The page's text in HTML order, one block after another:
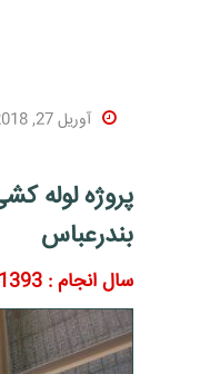
آوریل 27, 2018
پروژه لوله
بندرعباس
سال انجام : 1393 الی 1395
گیترینگ